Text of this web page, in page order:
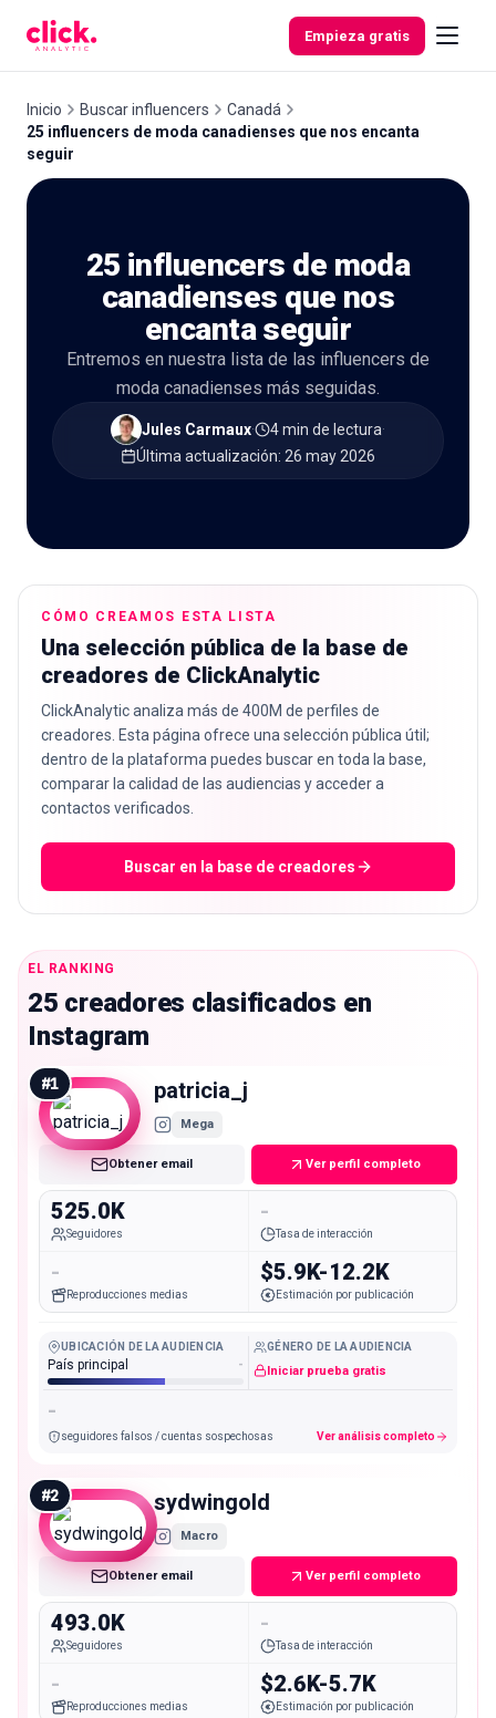
Empieza gratis
Funcionalidades
gratuitas
🇪🇸ES
Inicio Buscar influencers
Canadá
25 influencers de moda canadienses que nos encanta
seguir
25 influencers de moda
canadienses que nos
encanta seguir
Entremos en nuestra lista de las influencers de
moda canadienses más seguidas.
Jules Carmaux· 4 min de lectura·
Última actualización: 26 may 2026
CÓMO CREAMOS ESTA LISTA
Una selección pública de la base de
creadores de ClickAnalytic
ClickAnalytic analiza más de 400M de perfiles de
creadores. Esta página ofrece una selección pública útil;
dentro de la plataforma puedes buscar en toda la base,
comparar la calidad de las audiencias y acceder a
contactos verificados.
Buscar en la base de creadores
EL RANKING
25 creadores clasificados en
Instagram
#1 patricia_j
Mega
Obtener email Ver perfil completo
525.0K
Seguidores
-
Tasa de interacción
-
Reproducciones medias
$5.9K-12.2K
Estimación por publicación
UBICACIÓN DE LA AUDIENCIA
País principal -
GÉNERO DE LA AUDIENCIA
Iniciar prueba gratis
-
seguidores falsos / cuentas sospechosas Ver análisis completo
#2 sydwingold
Macro
Obtener email Ver perfil completo
493.0K
Seguidores
-
Tasa de interacción
-
Reproducciones medias
$2.6K-5.7K
Estimación por publicación